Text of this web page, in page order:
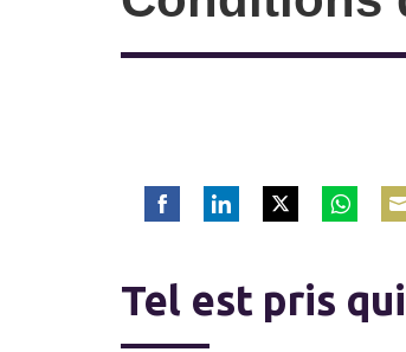
Facebook LinkedIn
Twitter
WhatsApp
Tel est pris